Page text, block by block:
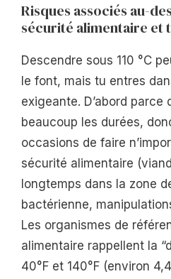
Risques associés au-
sécurité alimentaire et
Descendre sous 110 °C
le font, mais tu entres
exigeante. D’abord parce
beaucoup les durées,
occasions de faire
sécurité alimentaire
longtemps dans la zone
bactérienne,
Les organismes de
alimentaire rappellent la
40°F et 140°F (environ